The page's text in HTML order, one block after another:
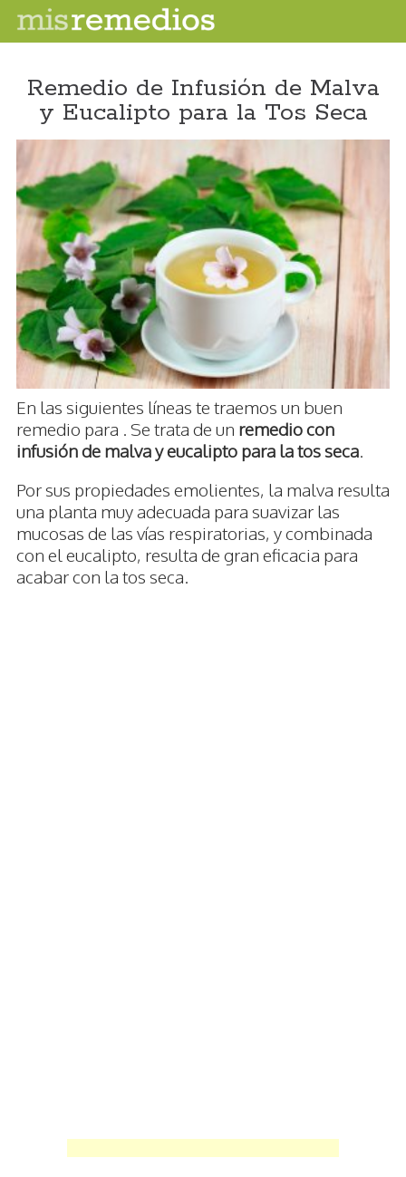
Remedio de Infusión de Malva
y Eucalipto para la Tos Seca
En las siguientes líneas te traemos un buen
remedio para . Se trata de un remedio con
infusión de malva y eucalipto para la tos seca
Por sus propiedades emolientes, la malva resulta
una planta muy adecuada para suavizar las
mucosas de las vías respiratorias, y combinada
con el eucalipto, resulta de gran eficacia para
acabar con la tos seca.